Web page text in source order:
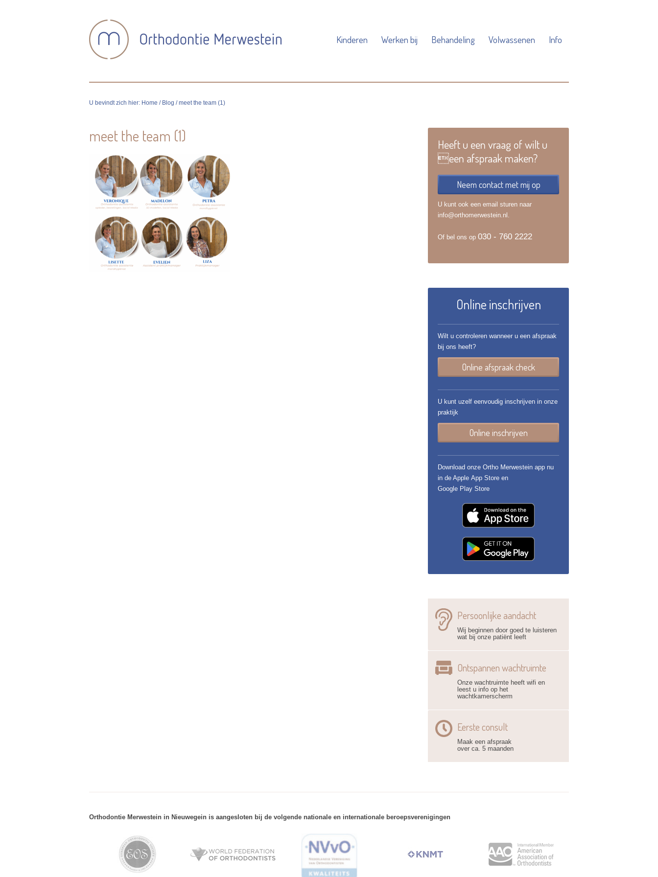
Kinderen Werken bij Behandeling Volwassenen Info
U bevindt zich hier: Home / Blog / meet the team (1)
meet the team (1)
Heeft u een vraag of wilt u
een afspraak maken?
Neem contact met mij op
U kunt ook een email sturen naar
info@orthomerwestein.nl.
Of bel ons op 030 - 760 2222
Online inschrijven
Wilt u controleren wanneer u een afspraak
bij ons heeft?
Online afspraak check
U kunt uzelf eenvoudig inschrijven in onze
praktijk
Online inschrijven
Download onze Ortho Merwestein app nu
in de Apple App Store en
Google Play Store
Persoonlijke aandacht
Wij beginnen door goed te luisteren
wat bij onze patiënt leeft
Ontspannen wachtruimte
Onze wachtruimte heeft wifi en
leest u info op het
wachtkamerscherm
Eerste consult
Maak een afspraak
over ca. 5 maanden
Orthodontie Merwestein in Nieuwegein is aangesloten bij de volgende nationale en internationale beroepsverenigingen